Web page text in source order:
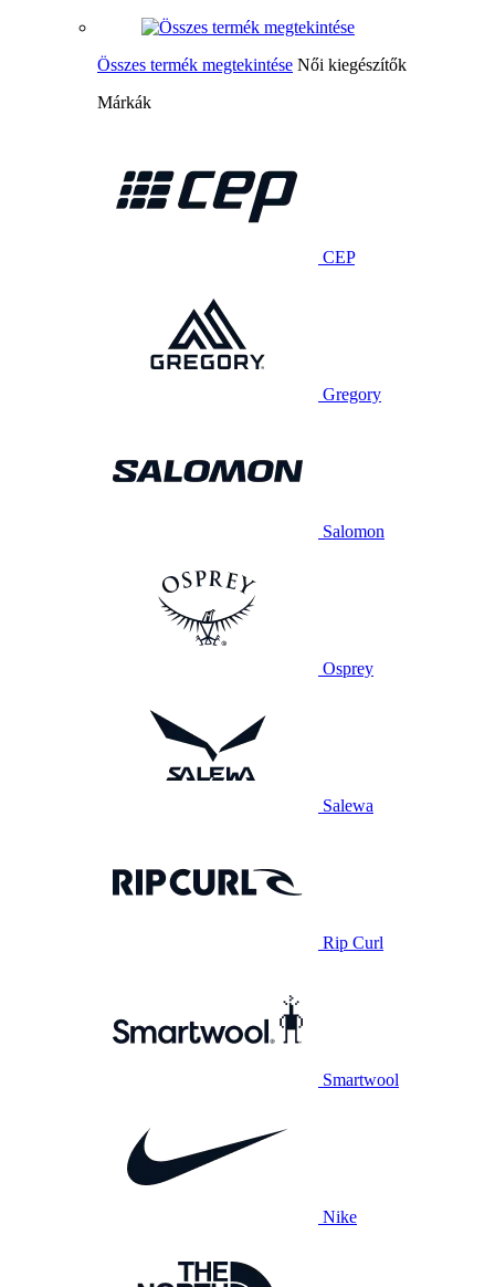
Összes termék megtekintése Női kiegészítők
Márkák
CEP
Gregory
Salomon
Osprey
Salewa
Rip Curl
Smartwool
Nike